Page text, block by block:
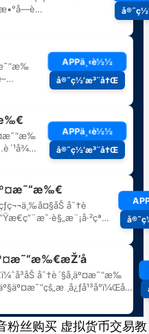
粉丝购买虚拟货币交易教